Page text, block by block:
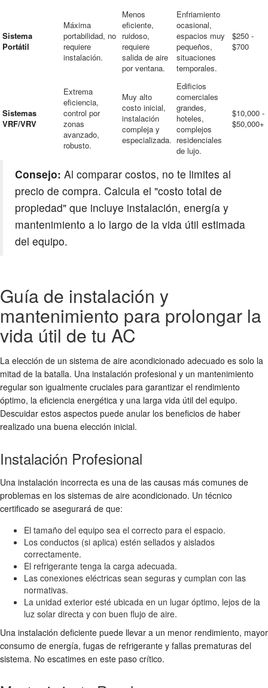
Sistema
Portátil
Máxima
portabilidad, no
requiere
instalación.
Menos
eficiente,
ruidoso,
requiere
salida de aire
por ventana.
Enfriamiento
ocasional,
espacios muy
pequeños,
situaciones
temporales.
$250 -
$700
Sistemas
VRF/VRV
Extrema
eficiencia,
control por
zonas
avanzado,
robusto.
Muy alto
costo inicial,
instalación
compleja y
especializada.
Edificios
comerciales
grandes,
hoteles,
complejos
residenciales
de lujo.
$10,000 -
$50,000+
Consejo: Al comparar costos, no te limites al
precio de compra. Calcula el "costo total de
propiedad" que incluye instalación, energía y
mantenimiento a lo largo de la vida útil estimada
del equipo.
Guía de instalación y
mantenimiento para prolongar la
vida útil de tu AC
La elección de un sistema de aire acondicionado adecuado es solo la
mitad de la batalla. Una instalación profesional y un mantenimiento
regular son igualmente cruciales para garantizar el rendimiento
óptimo, la eficiencia energética y una larga vida útil del equipo.
Descuidar estos aspectos puede anular los beneficios de haber
realizado una buena elección inicial.
Instalación Profesional
Una instalación incorrecta es una de las causas más comunes de
problemas en los sistemas de aire acondicionado. Un técnico
certificado se asegurará de que:
El tamaño del equipo sea el correcto para el espacio.
Los conductos (si aplica) estén sellados y aislados
correctamente.
El refrigerante tenga la carga adecuada.
Las conexiones eléctricas sean seguras y cumplan con las
normativas.
La unidad exterior esté ubicada en un lugar óptimo, lejos de la
luz solar directa y con buen flujo de aire.
Una instalación deficiente puede llevar a un menor rendimiento, mayor
consumo de energía, fugas de refrigerante y fallas prematuras del
sistema. No escatimes en este paso crítico.